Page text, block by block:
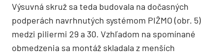
Výsuvná skruž sa teda budovala na dočasných
podperách navrhnutých systémom PIŽMO (obr. 5)
medzi piliermi 29 a 30. Vzhľadom na spomínané
obmedzenia sa montáž skladala z menších